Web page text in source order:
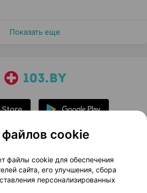
Показать еще
Новости проекта
Медицинский маркетинг
договор
Доставка
cookie
файлы cookie для обеспечения
сайта, его улучшения, сбора
персонализированных